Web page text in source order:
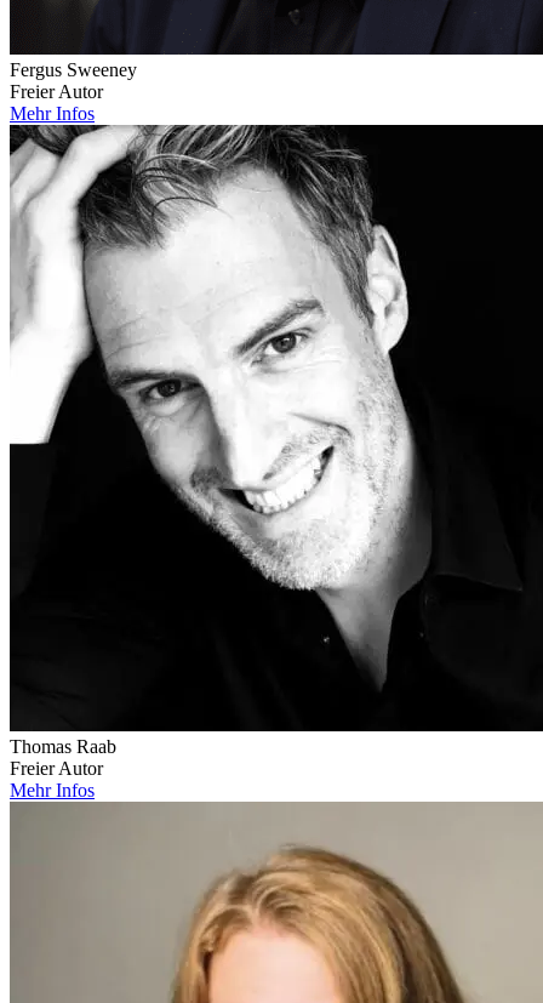
Fergus Sweeney
Freier Autor
Mehr Infos
Thomas Raab
Freier Autor
Mehr Infos